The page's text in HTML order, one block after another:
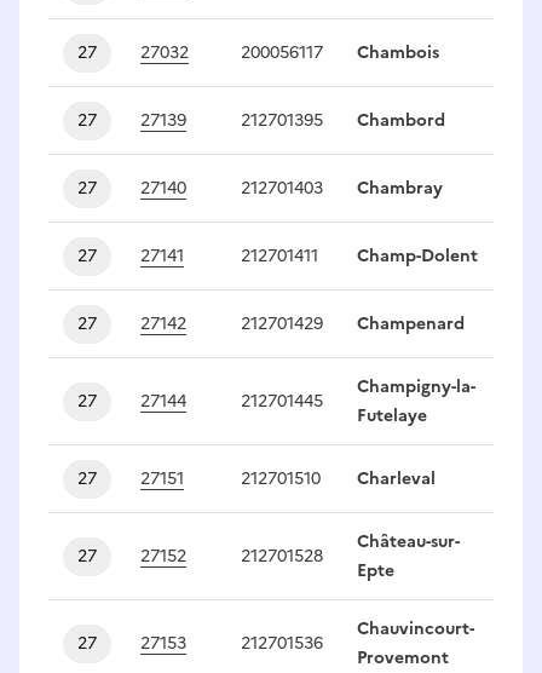
27 27032 200056117 Chambois
27 27139 212701395 Chambord
27 27140 212701403 Chambray
27 27141 212701411 Champ-Dolent
27 27142 212701429 Champenard
27 27144 212701445
Champigny-la-
Futelaye
27 27151 212701510 Charleval
27 27152 212701528
Château-sur-
Epte
27 27153 212701536
Chauvincourt-
Provemont